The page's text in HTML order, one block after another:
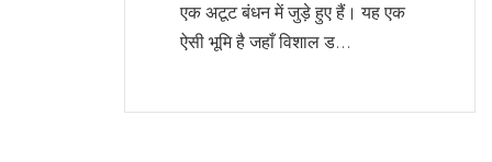
एक अटूट बंधन में जुड़े हुए हैं। यह एक
ऐसी भूमि है जहाँ विशाल ड...